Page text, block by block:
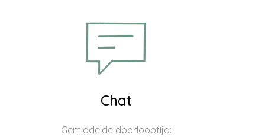
Chat
Gemiddelde doorlooptijd: